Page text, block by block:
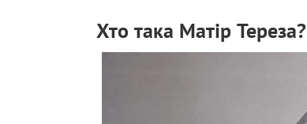
Хто така Матір Тереза?